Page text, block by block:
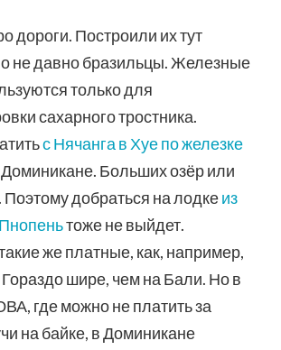
дороги. Построили их тут
не давно бразильцы. Железные
только для
сахарного тростника.
с Нячанга в Хуе по железке
Доминикане. Больших озёр или
Поэтому добраться на лодкеиз
тоже не выйдет.
же платные, как, например,
шире, чем на Бали. Но в
где можно не платить за
на байке, в Доминикане